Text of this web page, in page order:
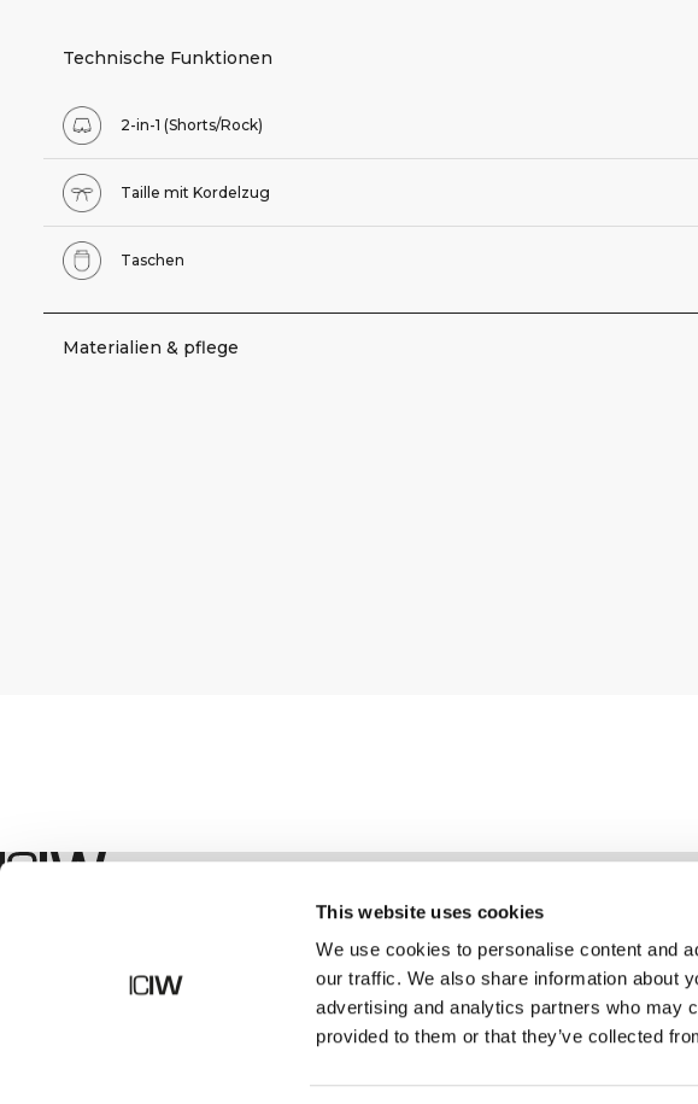
This website uses cookies
We use cookies to personalise content and
our traffic. We also share information about
advertising and analytics partners who may
provided to them or that they’ve collected
Technische Funktionen
2-in-1 (Shorts/Rock)
Taille mit Kordelzug
Taschen
Materialien & pflege